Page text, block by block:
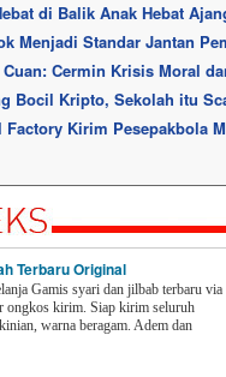
di Balik Anak Hebat
Menjadi Standar Jantan
Cuan: Cermin Krisis Moral
Bocil Kripto, Sekolah itu
Kirim Pesepakbola
Terbaru Original
Gamis syari dan jilbab terbaru via
ongkos kirim. Siap kirim seluruh
warna beragam. Adem dan